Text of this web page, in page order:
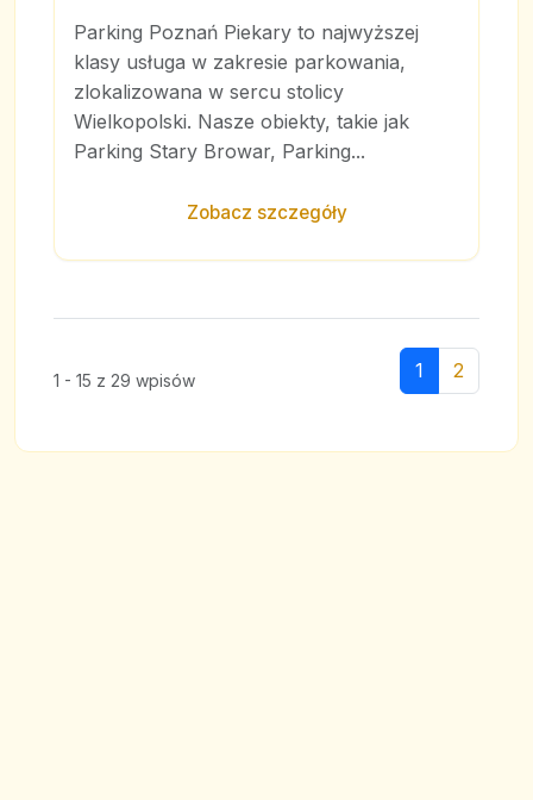
Parking Poznań Piekary to najwyższej
klasy usługa w zakresie parkowania,
zlokalizowana w sercu stolicy
Wielkopolski. Nasze obiekty, takie jak
Parking Stary Browar, Parking...
Zobacz szczegóły
1 - 15 z 29 wpisów 1 2